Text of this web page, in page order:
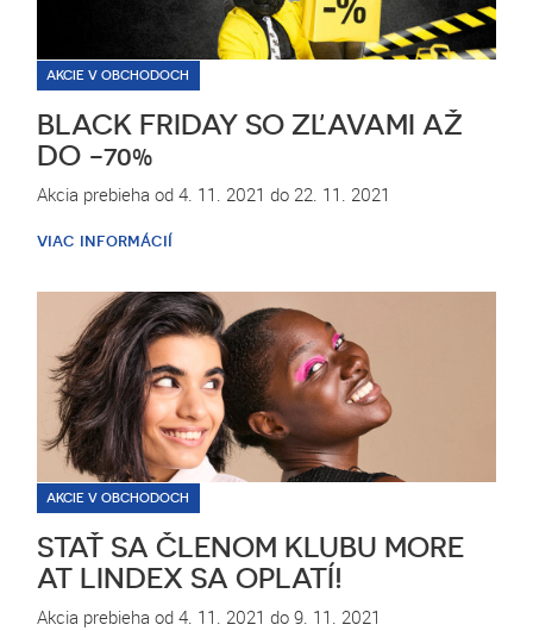
AKCIE V OBCHODOCH
BLACK FRIDAY SO ZĽAVAMI AŽ
DO -70%
Akcia prebieha od 4. 11. 2021 do 22. 11. 2021
viac informácií
AKCIE V OBCHODOCH
STAŤ SA ČLENOM KLUBU MORE
AT LINDEX SA OPLATÍ!
Akcia prebieha od 4. 11. 2021 do 9. 11. 2021